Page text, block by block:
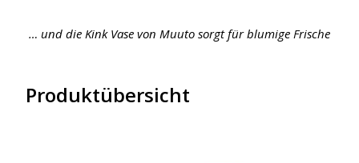
… und die Kink Vase von Muuto sorgt für blumige Frische
Produktübersicht